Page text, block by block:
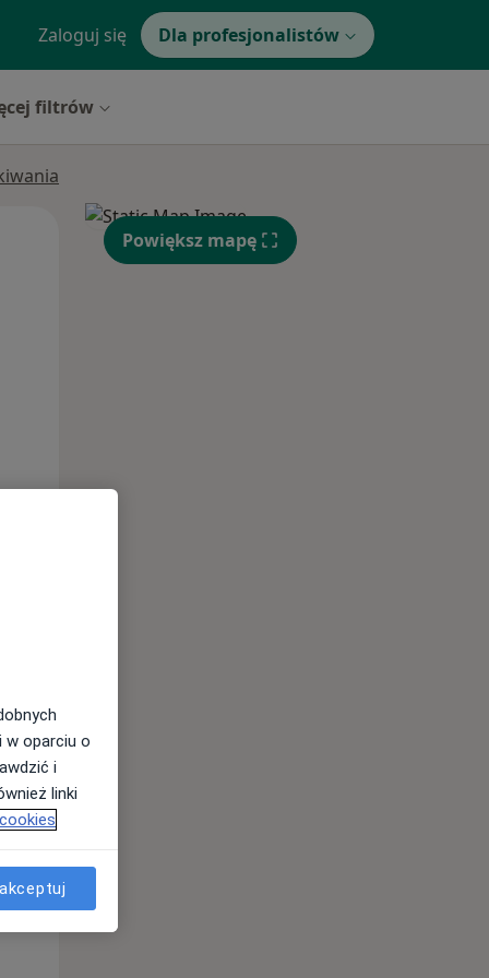
Zaloguj się Dla profesjonalistów
filtrów
Śr, Czw,
Wt,
Powiększ mapę
w oparciu o
i
linki